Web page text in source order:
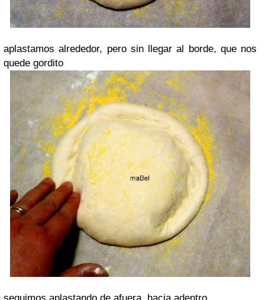
aplastamos alrededor, pero sin llegar al borde, que nos
quede gordito
seguimos aplastando de afuera, hacia adentro